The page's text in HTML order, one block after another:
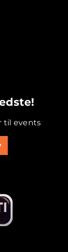
til events